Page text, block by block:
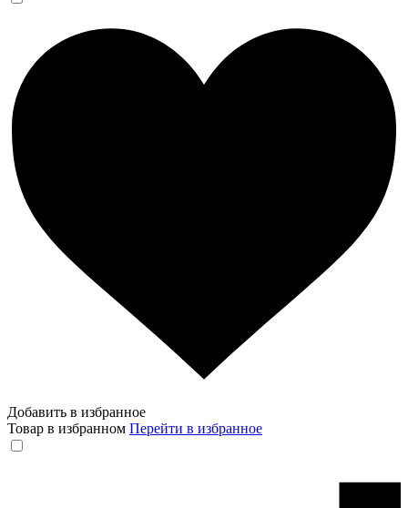
Добавить в избранное
Товар в избранном Перейти в избранное